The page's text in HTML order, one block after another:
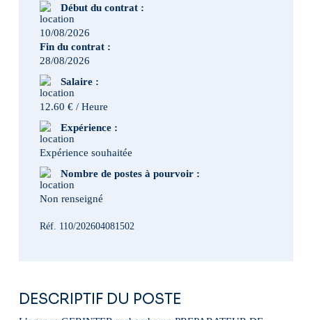
Début du contrat :
10/08/2026
Fin du contrat :
28/08/2026
Salaire :
12.60 € / Heure
Expérience :
Expérience souhaitée
Nombre de postes à pourvoir :
Non renseigné
Réf. 110/202604081502
DESCRIPTIF DU POSTE